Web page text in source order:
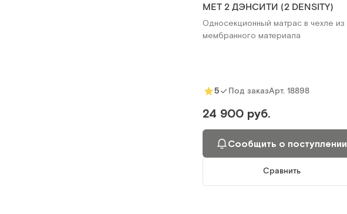
MET 2 ДЭНСИТИ (2 DENSITY)
Односекционный матрас в чехле из
мембранного материала
5 Под заказАрт. 18898
24 900 руб.
Сообщить о поступлении
Сравнить